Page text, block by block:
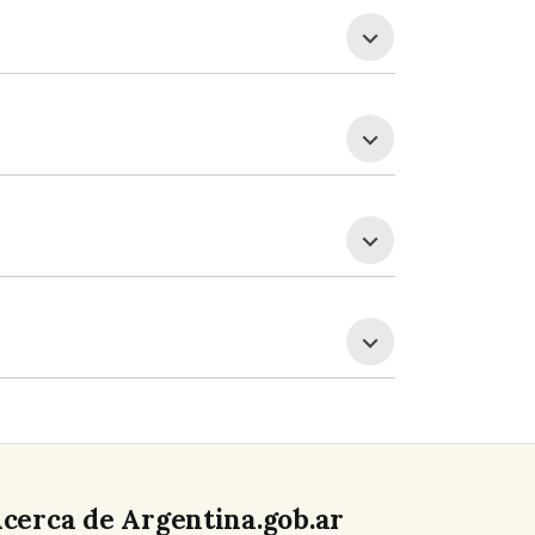
de Argentina.gob.ar